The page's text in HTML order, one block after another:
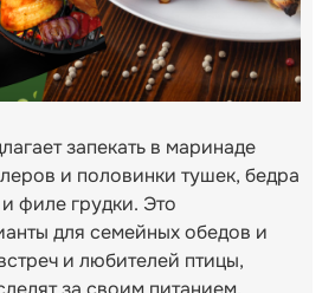
запекать в маринаде
и половинки тушек, бедра
филе грудки. Это
для семейных обедов и
и любителей птицы,